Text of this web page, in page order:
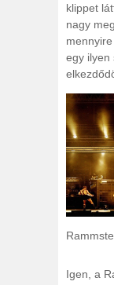
klippet
nagy
egy ilyen
Igen, a